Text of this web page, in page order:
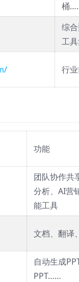
桶
综
工
行
功能
团队协作共
分析、AI营
能工具
文档、翻译
自动生成
PPT……